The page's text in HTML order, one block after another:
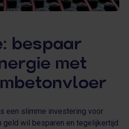
bespaar
met
een slimme investering voor
geld wil besparen en tegelijkertijd